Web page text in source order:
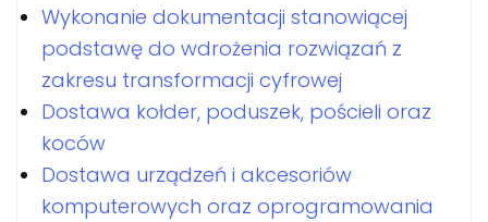
Wykonanie dokumentacji stanowiącej
podstawę do wdrożenia rozwiązań z
zakresu transformacji cyfrowej
Dostawa kołder, poduszek, pościeli oraz
koców
Dostawa urządzeń i akcesoriów
komputerowych oraz oprogramowania